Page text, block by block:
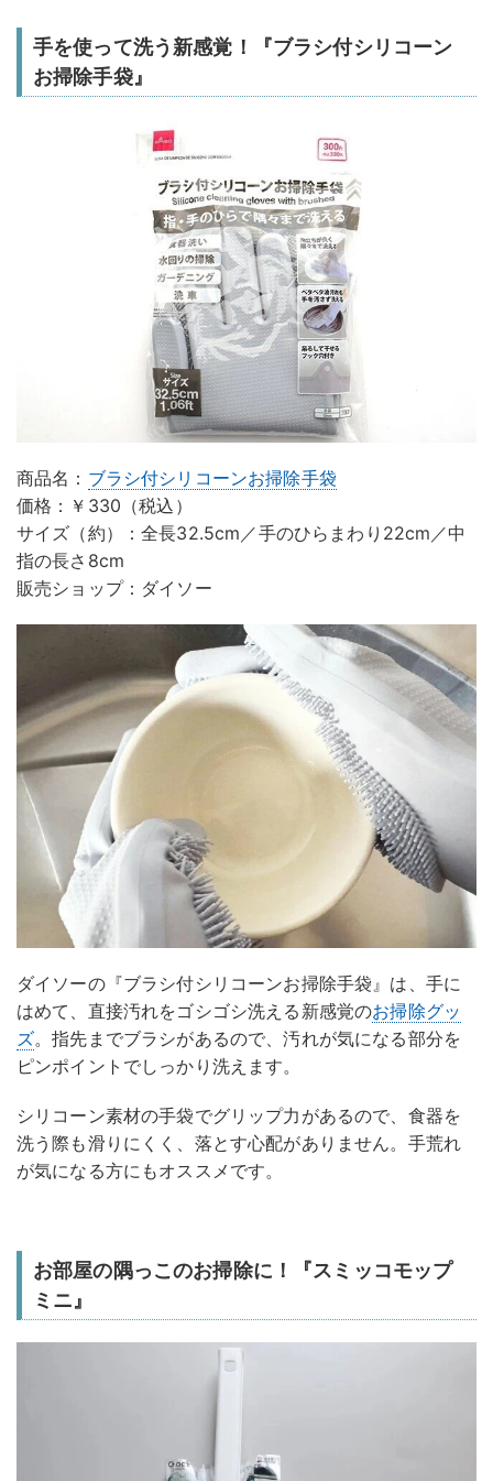
手を使って洗う新感覚！『ブラシ付シリコーン
お掃除手袋』
商品名： ブラシ付シリコーンお掃除手袋
価格：￥330（税込）
サイズ（約）：全長32.5cm／手のひらまわり22cm／中
指の長さ8cm
販売ショップ：ダイソー
ダイソーの『ブラシ付シリコーンお掃除手袋』は、手に
はめて、直接汚れをゴシゴシ洗える新感覚のお掃除グッ
ズ。指先までブラシがあるので、汚れが気になる部分を
ピンポイントでしっかり洗えます。
シリコーン素材の手袋でグリップ力があるので、食器を
洗う際も滑りにくく、落とす心配がありません。手荒れ
が気になる方にもオススメです。
お部屋の隅っこのお掃除に！『スミッコモップ
ミニ』